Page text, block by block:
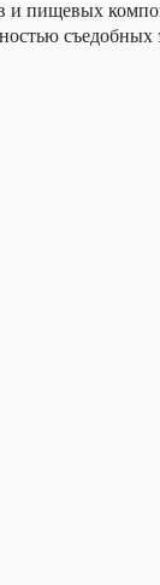
и пищевых
съедобных